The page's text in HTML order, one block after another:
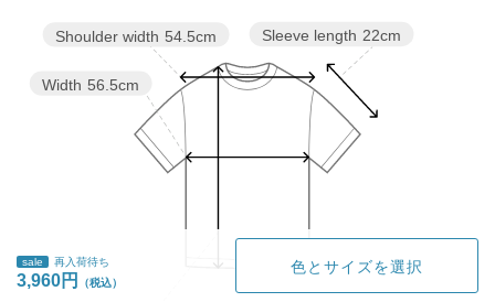
Sleeve length 22cm
Width 56.5cm
Shoulder width 54.5cm
sale 再入荷待ち
3,960円
色とサイズを選択